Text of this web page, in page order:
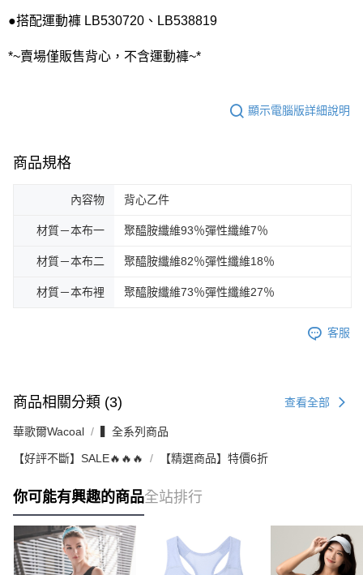
●搭配運動褲 LB530720、LB538819
*~賣場僅販售背心，不含運動褲~*
顯示電腦版詳細說明
商品規格
內容物 背心乙件
材質－本布一 聚醯胺纖維93％彈性纖維7％
材質－本布二 聚醯胺纖維82％彈性纖維18％
材質－本布裡 聚醯胺纖維73％彈性纖維27％
客服
商品相關分類 (3) 查看全部
華歌爾Wacoal ▍全系列商品
【好評不斷】SALE🔥🔥🔥 【精選商品】特價6折
你可能有興趣的商品全站排行